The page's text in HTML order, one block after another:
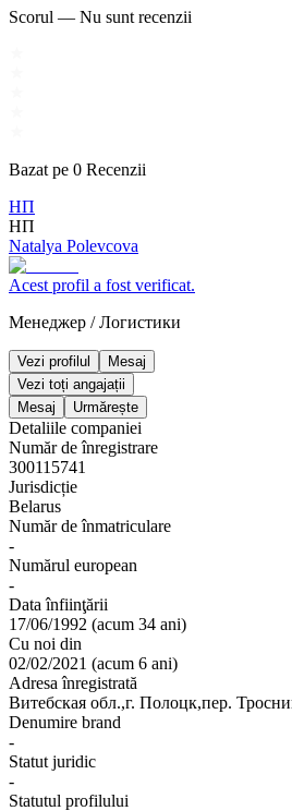
Scorul — Nu sunt recenzii
Bazat pe 0 Recenzii
НП
НП
Natalya Polevcova
Acest profil a fost verificat.
Менеджер /Логистики
Vezi profilul
Mesaj
Vezi toți angajații
Mesaj
Urmărește
Detaliile companiei
Număr de înregistrare
300115741
Jurisdicție
Belarus
Număr de înmatriculare
-
Numărul european
-
Data înfiinţării
17/06/1992 (acum 34 ani)
Cu noi din
02/02/2021 (acum 6 ani)
Adresa înregistrată
Витебская обл.,г. Полоцк,пер.
Denumire brand
-
Statut juridic
-
Statutul profilului